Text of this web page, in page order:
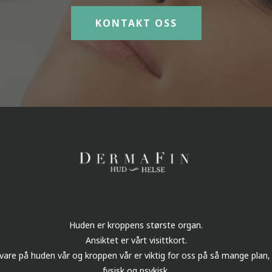
KONTAKT OSS
Huden er kroppens største organ.
Ansiktet er vårt visittkort.
på huden vår og kroppen vår er viktig for oss på så mange plan,